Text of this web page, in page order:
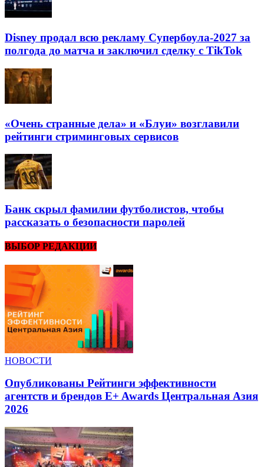
Disney продал всю рекламу Супербоула-2027 за
полгода до матча и заключил сделку с TikTok
«Очень странные дела» и «Блуи» возглавили
рейтинги стриминговых сервисов
Банк скрыл фамилии футболистов, чтобы
рассказать о безопасности паролей
ВЫБОР РЕДАКЦИИ
НОВОСТИ
Опубликованы Рейтинги эффективности
агентств и брендов E+ Awards Центральная Азия
2026